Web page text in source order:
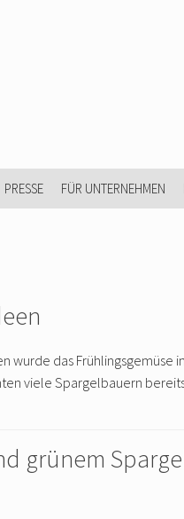
PRESSE FÜR UNTERNEHMEN
wurde das Frühlingsgemüse
viele Spargelbauern
grünem